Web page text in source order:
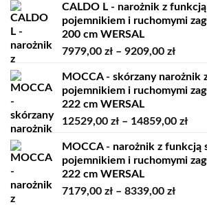
od
CALDO L - narożnik z
pojemnikiem i ruchomymi
200 cm WERSAL
7979,00 zł – 9209,00 złZakres
od
MOCCA - skórzany narożnik
pojemnikiem i ruchomymi
222 cm WERSAL
12529,00 zł – 14859,00 zł
od
MOCCA - narożnik z funkcją
pojemnikiem i ruchomymi
222 cm WERSAL
7179,00 zł – 8339,00 złZakres